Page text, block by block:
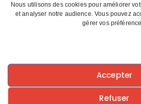
Nous utilisons des cookies pour améliorer
et analyser notre audience. Vous pouvez
gérer vos
Accepter
Refuser
Au printemps :les
thym, le romarin agissent
deviennent un rite de
En été :elles sont en
calcaire miroir des